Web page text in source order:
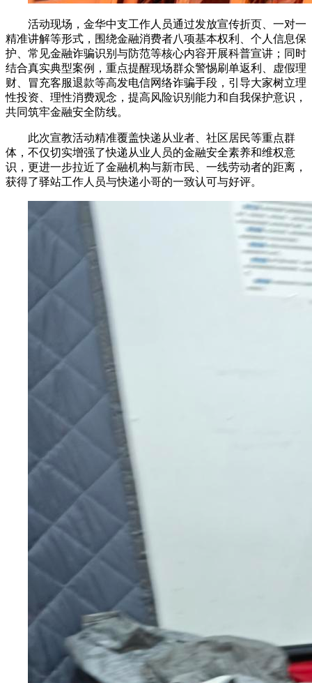
活动现场，金华中支工作人员通过发放宣传折页、一对一
精准讲解等形式，围绕金融消费者八项基本权利、个人信息保
护、常见金融诈骗识别与防范等核心内容开展科普宣讲；同时
结合真实典型案例，重点提醒现场群众警惕刷单返利、
虚假理
财、冒充客服退款等高发电信网络诈骗手段，引导大家树立理
性投资、理性消费观念，提高风险识别能力和自我保护意识，
共同筑牢金融安全防线。
此次宣教活动精准覆盖快递从业者、社区居民等重点群
体，不仅切实增强了快递从业人员的金融安全素养和维权意
识，更进一步拉近了金融机构与新市民、一线劳动者的距离，
获得了驿站工作人员与快递小哥的一致认可与好评。